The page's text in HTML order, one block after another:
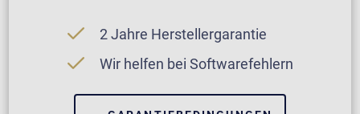
2 Jahre Herstellergarantie
Wir helfen bei Softwarefehlern